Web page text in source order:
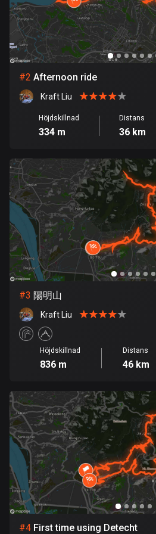
Bahrain
17 rutter
Bangladesh
409 rutter
Barbados
15 rutter
Belarus
Belgien
4903 rutter
Belize
17 rutter
Bhutan
3 rutter
Bolivia
Bosnien och Hercegovina
347 rutter
Brasilien
7520 rutter
Brunei
113 rutter
Bulgarien
723 rutter
#2 Afternoon ride
Kraft Liu
Höjdskillnad
334 m
Distans
36 km
#3 陽明山
Kraft Liu
Höjdskillnad
836 m
Distans
46 km
#4 First time using Detecht